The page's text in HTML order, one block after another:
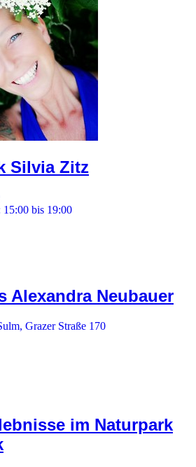
Silvia Zitz
15:00 bis 19:00
Alexandra Neubauer
Grazer Straße 170
im Naturpark